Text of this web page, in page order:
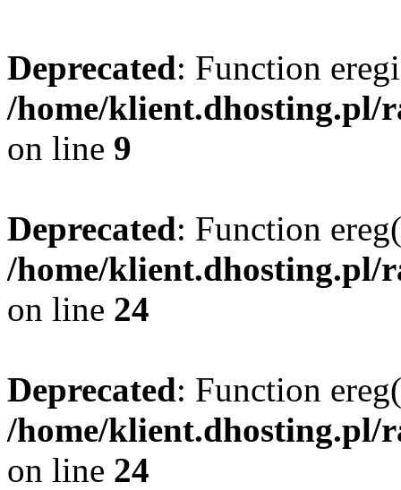
Deprecated: Function
/home/klient.dhosting.pl/
on line 9
Deprecated: Function
/home/klient.dhosting.pl/
on line 24
Deprecated: Function
/home/klient.dhosting.pl/
on line 24